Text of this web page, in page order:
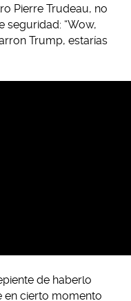
Pierre Trudeau, no
“Wow,
Trump, estarías
de haberlo
en cierto momento